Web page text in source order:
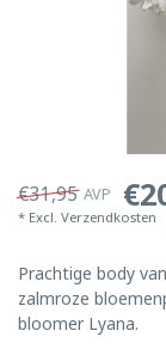
€31,95 AVP
* Excl. Verzendkosten
Prachtige body
zalmroze
bloomer Lyana.